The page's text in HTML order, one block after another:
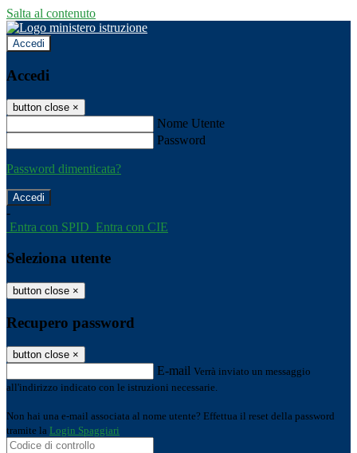
Salta al contenuto
Accedi
Accedi
button close ×
Nome Utente
Password
Password dimenticata?
-
Entra con SPID Entra con CIE
Seleziona utente
button close ×
Recupero password
button close ×
E-mail Verrà inviato un messaggio
all'indirizzo indicato con le istruzioni necessarie.
Non hai una e-mail associata al nome utente? Effettua il reset della password
tramite la Login Spaggiari